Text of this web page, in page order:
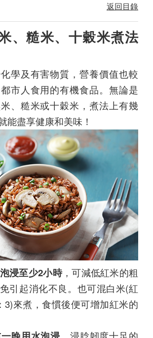
返回目錄
、糙米、十穀米煮法
學及有害物質，營養價值也較
市人食用的有機食品。無論是
、糙米或十穀米，煮法上有幾
能盡享健康和美味！
泡浸至少2小時，可減低紅米的粗
引起消化不良。也可混白米(紅
3)來煮，食慣後便可增加紅米的